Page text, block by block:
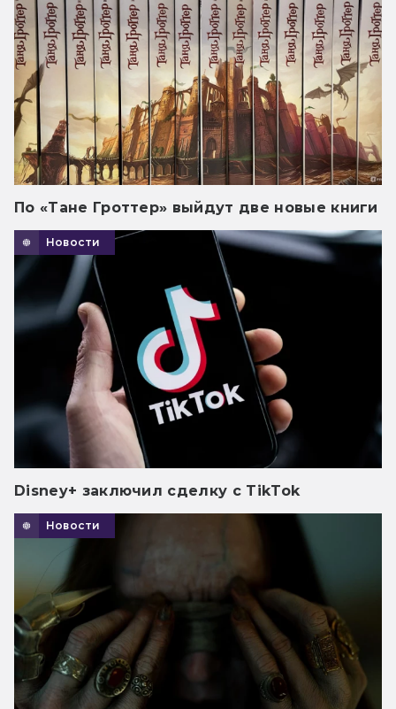
По «Тане Гроттер» выйдут две новые книги
Новости
Disney+ заключил сделку с TikTok
Новости